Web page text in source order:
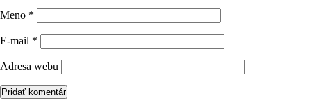
Meno *
E-mail *
Adresa webu